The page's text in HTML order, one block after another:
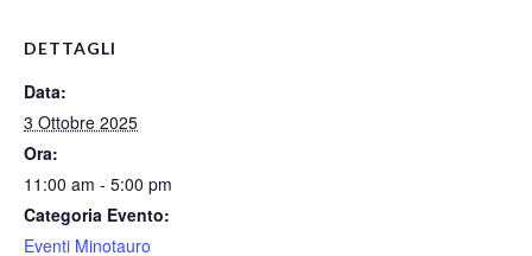
DETTAGLI
Data:
3 Ottobre 2025
Ora:
11:00 am - 5:00 pm
Categoria Evento:
Eventi Minotauro